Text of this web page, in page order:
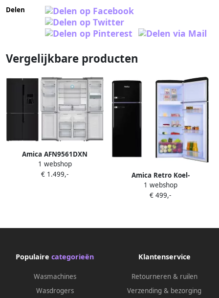
Delen
Vergelijkbare producten
Amica AFN9561DXN
Amerikaanse Koelkast met 4
deuren NoFrost
1 webshop
€ 1.499,-
Amica Retro Koel-
vriescombinatie AR7252N
Zwart 166.5 cm Hoog
1 webshop
€ 499,-
Populaire categorieën
Wasmachines
Wasdrogers
Klantenservice
Retourneren & ruilen
Verzending & bezorging